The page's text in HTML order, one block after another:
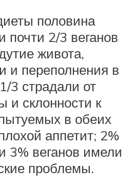
половина
почти 2/3 веганов
живота,
и переполнения в
3 страдали от
и склонности к
в обеих
аппетит; 2%
3% веганов имели
проблемы.